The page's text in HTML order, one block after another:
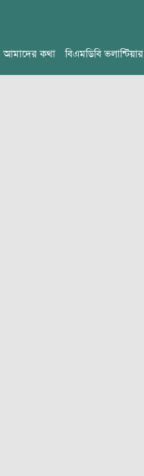
আমাদের কথা বিএমডিবি ভলান্টিয়ার